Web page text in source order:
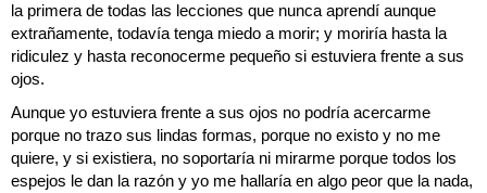
la primera de todas las lecciones que nunca aprendí aunque
extrañamente, todavía tenga miedo a morir; y moriría hasta la
ridiculez y hasta reconocerme pequeño si estuviera frente a sus
ojos.
Aunque yo estuviera frente a sus ojos no podría acercarme
porque no trazo sus lindas formas, porque no existo y no me
quiere, y si existiera, no soportaría ni mirarme porque todos los
espejos le dan la razón y yo me hallaría en algo peor que la nada,